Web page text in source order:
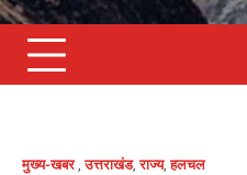
मुख्य-खबर,उत्तराखंड,राज्य,हलचल